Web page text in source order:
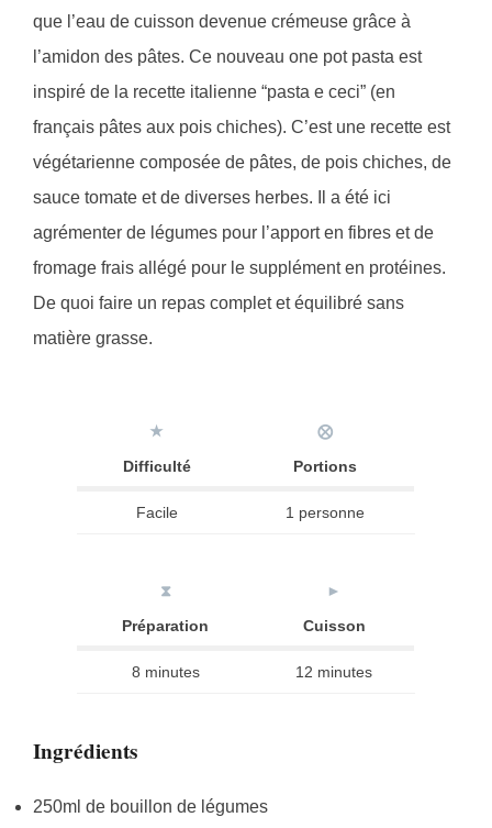
que l’eau de cuisson devenue crémeuse grâce à
l’amidon des pâtes. Ce nouveau one pot pasta est
inspiré de la recette italienne “pasta e ceci” (en
français pâtes aux pois chiches). C’est une recette est
végétarienne composée de pâtes, de pois chiches, de
sauce tomate et de diverses herbes. Il a été ici
agrémenter de légumes pour l’apport en fibres et de
fromage frais allégé pour le supplément en protéines.
De quoi faire un repas complet et équilibré sans
matière grasse.
★
Difficulté
⨂
Portions
Facile 1 personne
⧗
Préparation
►
Cuisson
8 minutes 12 minutes
Ingrédients
250ml de bouillon de légumes